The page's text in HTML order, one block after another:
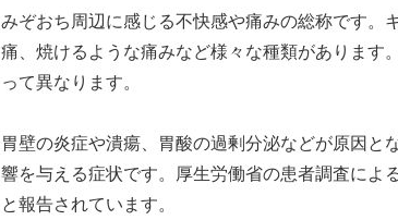
みぞおち周辺に感じる不快感や痛みの総称です。
痛、焼けるような痛みなど様々な種類があります
って異なります。
胃壁の炎症や潰瘍、胃酸の過剰分泌などが原因と
響を与える症状です。厚生労働省の患者調査によ
と報告されています。